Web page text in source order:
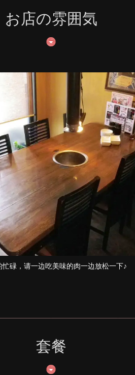
お店の雰囲気
忙碌，请一边吃美味的肉一边放松一下♪
套餐